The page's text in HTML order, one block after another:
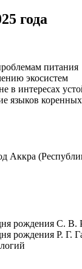
года
питания
экосистем
в интересах
языков
Аккра
рождения С.
рождения Р.